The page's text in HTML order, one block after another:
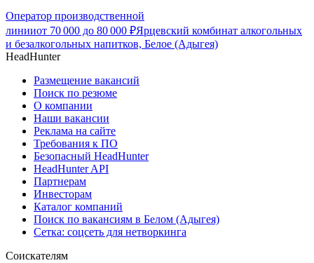
Оператор производственной
линииот 70 000 до 80 000 ₽Ярцевский комбинат алкогольных
и безалкогольных напитков, Белое (Адыгея)
HeadHunter
Размещение вакансий
Поиск по резюме
О компании
Наши вакансии
Реклама на сайте
Требования к ПО
Безопасный HeadHunter
HeadHunter API
Партнерам
Инвесторам
Каталог компаний
Поиск по вакансиям в Белом (Адыгея)
Сетка: соцсеть для нетворкинга
Соискателям